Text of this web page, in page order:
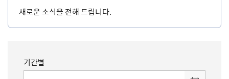
새로운 소식을 전해 드립니다.
기간별